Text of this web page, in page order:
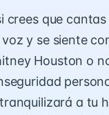
crees que
y se siente
Houston o
a tu